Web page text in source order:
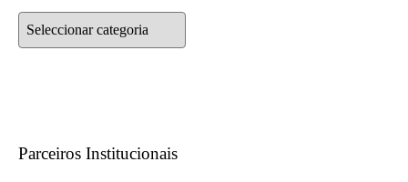
Categorias
Parceiros Institucionais